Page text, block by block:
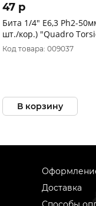
47 p
Бита 1/4" E6,3 Ph2-
шт./кор.) "Quadro
410250
Код товара: 009037
В корзину
Доставка